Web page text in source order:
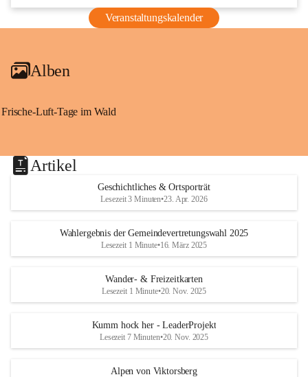
Veranstaltungskalender
Alben
Frische-Luft-Tage im Wald
Artikel
Geschichtliches & Ortsporträt
Lesezeit 3 Minuten•23. Apr. 2026
Wahlergebnis der Gemeindevertretungswahl 2025
Lesezeit 1 Minute•16. März 2025
Wander- & Freizeitkarten
Lesezeit 1 Minute•20. Nov. 2025
Kumm hock her - LeaderProjekt
Lesezeit 7 Minuten•20. Nov. 2025
Alpen von Viktorsberg